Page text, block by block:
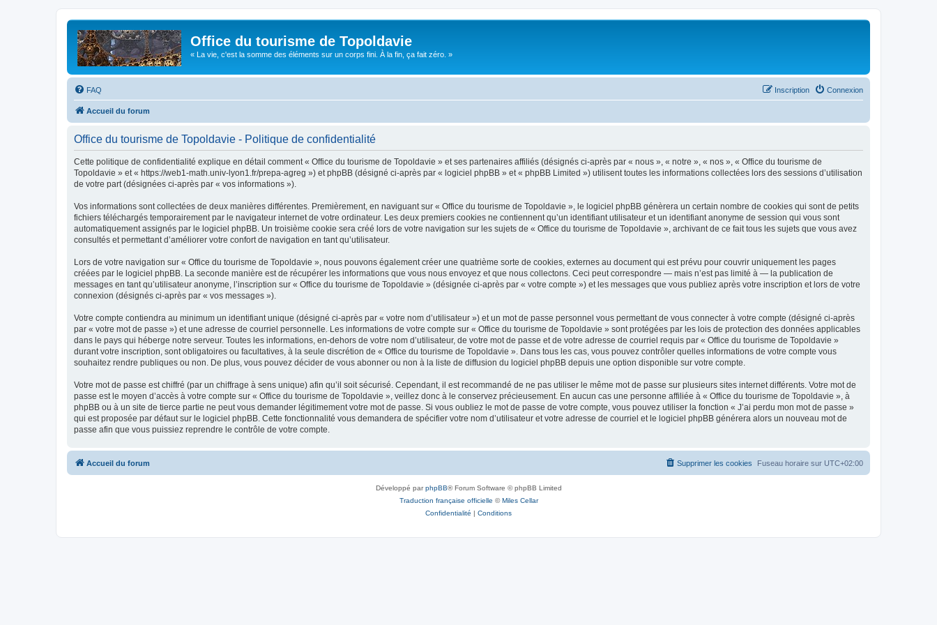
Office du tourisme de Topoldavie
« La vie, c'est la somme des éléments sur un corps fini. À la fin, ça fait zéro. »
FAQ Connexion
Inscription
Accueil du forum
Office du tourisme de Topoldavie - Politique de confidentialité
Cette politique de confidentialité explique en détail comment « Office du tourisme de Topoldavie » et ses partenaires affiliés (désignés ci-après par « nous », « notre », « nos », « Office du tourisme de
Topoldavie » et « https://web1-math.univ-lyon1.fr/prepa-agreg ») et phpBB (désigné ci-après par « logiciel phpBB » et « phpBB Limited ») utilisent toutes les informations collectées lors des sessions d’utilisation
de votre part (désignées ci-après par « vos informations »).
Vos informations sont collectées de deux manières différentes. Premièrement, en naviguant sur « Office du tourisme de Topoldavie », le logiciel phpBB génèrera un certain nombre de cookies qui sont de petits
fichiers téléchargés temporairement par le navigateur internet de votre ordinateur. Les deux premiers cookies ne contiennent qu’un identifiant utilisateur et un identifiant anonyme de session qui vous sont
automatiquement assignés par le logiciel phpBB. Un troisième cookie sera créé lors de votre navigation sur les sujets de « Office du tourisme de Topoldavie », archivant de ce fait tous les sujets que vous avez
consultés et permettant d’améliorer votre confort de navigation en tant qu’utilisateur.
Lors de votre navigation sur « Office du tourisme de Topoldavie », nous pouvons également créer une quatrième sorte de cookies, externes au document qui est prévu pour couvrir uniquement les pages
créées par le logiciel phpBB. La seconde manière est de récupérer les informations que vous nous envoyez et que nous collectons. Ceci peut correspondre — mais n’est pas limité à — la publication de
messages en tant qu’utilisateur anonyme, l’inscription sur « Office du tourisme de Topoldavie » (désignée ci-après par « votre compte ») et les messages que vous publiez après votre inscription et lors de votre
connexion (désignés ci-après par « vos messages »).
Votre compte contiendra au minimum un identifiant unique (désigné ci-après par « votre nom d’utilisateur ») et un mot de passe personnel vous permettant de vous connecter à votre compte (désigné ci-après
par « votre mot de passe ») et une adresse de courriel personnelle. Les informations de votre compte sur « Office du tourisme de Topoldavie » sont protégées par les lois de protection des données applicables
dans le pays qui héberge notre serveur. Toutes les informations, en-dehors de votre nom d’utilisateur, de votre mot de passe et de votre adresse de courriel requis par « Office du tourisme de Topoldavie »
durant votre inscription, sont obligatoires ou facultatives, à la seule discrétion de « Office du tourisme de Topoldavie ». Dans tous les cas, vous pouvez contrôler quelles informations de votre compte vous
souhaitez rendre publiques ou non. De plus, vous pouvez décider de vous abonner ou non à la liste de diffusion du logiciel phpBB depuis une option disponible sur votre compte.
Votre mot de passe est chiffré (par un chiffrage à sens unique) afin qu’il soit sécurisé. Cependant, il est recommandé de ne pas utiliser le même mot de passe sur plusieurs sites internet différents. Votre mot de
passe est le moyen d’accès à votre compte sur « Office du tourisme de Topoldavie », veillez donc à le conservez précieusement. En aucun cas une personne affiliée à « Office du tourisme de Topoldavie », à
phpBB ou à un site de tierce partie ne peut vous demander légitimement votre mot de passe. Si vous oubliez le mot de passe de votre compte, vous pouvez utiliser la fonction « J’ai perdu mon mot de passe »
qui est proposée par défaut sur le logiciel phpBB. Cette fonctionnalité vous demandera de spécifier votre nom d’utilisateur et votre adresse de courriel et le logiciel phpBB générera alors un nouveau mot de
passe afin que vous puissiez reprendre le contrôle de votre compte.
Accueil du forum Fuseau horaire sur UTC+02:00
Supprimer les cookies
Développé parphpBB® Forum Software © phpBB Limited
Traduction française officielle ©Miles Cellar
Confidentialité | Conditions